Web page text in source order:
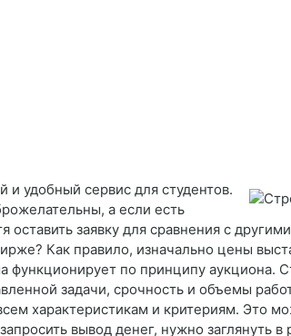
удобный сервис для студентов.
а если есть
заявку для сравнения с
Как правило, изначально цены
функционирует по принципу аукциона.
задачи, срочность и объемы
характеристикам и критериям. Это
вывод денег, нужно заглянуть в